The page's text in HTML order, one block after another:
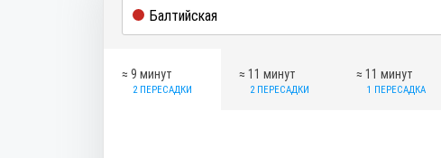
≈ 9 минут
2 ПЕРЕСАДКИ
≈ 11 минут
2 ПЕРЕСАДКИ
≈ 11 минут
1 ПЕРЕСАДКА